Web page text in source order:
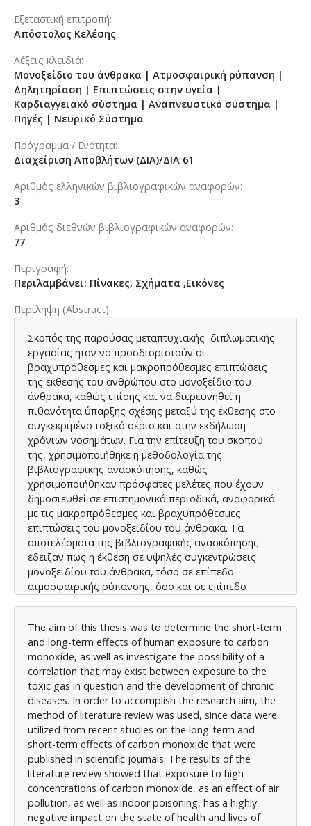
Εξεταστική επιτροπή
Απόστολος Κελέσης
Λέξεις κλειδιά
Μονοξείδιο του άνθρακα | Ατμοσφαιρική ρύπανση |
Δηλητηρίαση | Επιπτώσεις στην υγεία |
Καρδιαγγειακό σύστημα | Αναπνευστικό σύστημα |
Πηγές | Νευρικό Σύστημα
Πρόγραμμα / Ενότητα
Διαχείριση Αποβλήτων (ΔΙΑ)/ΔΙΑ 61
Αριθμός ελληνικών βιβλιογραφικών αναφορών
3
Αριθμός διεθνών βιβλιογραφικών αναφορών
77
Περιγραφή
Περιλαμβάνει: Πίνακες, Σχήματα ,Εικόνες
Περίληψη (Abstract)
Σκοπός της παρούσας μεταπτυχιακής διπλωματικής
εργασίας ήταν να προσδιοριστούν οι
βραχυπρόθεσμες και μακροπρόθεσμες επιπτώσεις
της έκθεσης του ανθρώπου στο μονοξείδιο του
άνθρακα, καθώς επίσης και να διερευνηθεί η
πιθανότητα ύπαρξης σχέσης μεταξύ της έκθεσης στο
συγκεκριμένο τοξικό αέριο και στην εκδήλωση
χρόνιων νοσημάτων. Για την επίτευξη του σκοπού
της, χρησιμοποιήθηκε η μεθοδολογία της
βιβλιογραφικής ανασκόπησης, καθώς
χρησιμοποιήθηκαν πρόσφατες μελέτες που έχουν
δημοσιευθεί σε επιστημονικά περιοδικά, αναφορικά
με τις μακροπρόθεσμες και βραχυπρόθεσμες
επιπτώσεις του μονοξειδίου του άνθρακα. Τα
αποτελέσματα της βιβλιογραφικής ανασκόπησης
έδειξαν πως η έκθεση σε υψηλές συγκεντρώσεις
μονοξειδίου του άνθρακα, τόσο σε επίπεδο
ατμοσφαιρικής ρύπανσης, όσο και σε επίπεδο
και τη ζωή τους. Ειδικότερα, διαπιστώθηκε πως
μπορεί να προκαλέσει βλάβες και δυσλειτουργίες
στο καρδιαγγειακό σύστημα, όπως είναι η ισχαιμική
μυοκαρδιοπάθεια, το έμφραγμα του μυοκαρδίου, η
στηθάγχη, η κοιλιακή και κολπική μαρμαρυγή και η
μυοκαρδιακή ίνωση. Χαρακτηριστικά διαπιστώθηκε,
πως τα άτομα που έχουν δηλητηριαστεί με
μονοξείδιο του άνθρακα έχουν έως και 2,16 φορές
μεγαλύτερο κίνδυνο να εκδηλώσουν ισχαιμική
καρδιοπάθεια. Επίσης, παρατηρήθηκε πως δύναται
να επηρεάσει αρνητικά τη λειτουργία του
αναπνευστικού συστήματος καθώς τα άτομα που
έχουν δηλητηριαστεί με μονοξείδιο του άνθρακα
έχουν 1,84 φορές μεγαλύτερο κίνδυνο να
The aim of this thesis was to determine the short-term
and long-term effects of human exposure to carbon
monoxide, as well as investigate the possibility of a
correlation that may exist between exposure to the
toxic gas in question and the development of chronic
diseases. In order to accomplish the research aim, the
method of literature review was used, since data were
utilized from recent studies on the long-term and
short-term effects of carbon monoxide that were
published in scientific journals. The results of the
literature review showed that exposure to high
concentrations of carbon monoxide, as an effect of air
pollution, as well as indoor poisoning, has a highly
negative impact on the state of health and lives of